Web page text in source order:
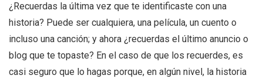
¿Recuerdas la última vez que te identificaste con una
historia? Puede ser cualquiera, una película, un cuento o
incluso una canción; y ahora ¿recuerdas el último anuncio o
blog que te topaste? En el caso de que los recuerdes, es
casi seguro que lo hagas porque, en algún nivel, la historia